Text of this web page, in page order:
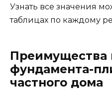
Узнать все значения
таблицах по каждому
Преимущества
фундамента-
частного дома